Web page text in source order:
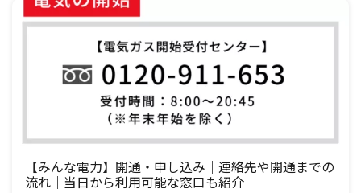
【みんな電力】開通・申し込み｜連絡先や開通までの
流れ｜当日から利用可能な窓口も紹介